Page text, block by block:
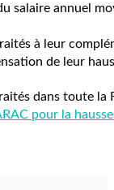
salaire annuel
à leur
de leur
dans toute la
pour la